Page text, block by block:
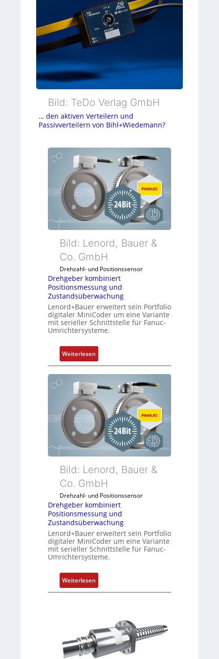
Bild: TeDo Verlag GmbH
… den aktiven Verteilern und
Passivverteilern von Bihl+Wiedemann?
Bild: Lenord, Bauer &
Co. GmbH
Drehzahl- und Positionssensor
Drehgeber kombiniert
Positionsmessung und
Zustandsüberwachung
Lenord+Bauer erweitert sein Portfolio
digitaler MiniCoder um eine Variante
mit serieller Schnittstelle für Fanuc-
Umrichtersysteme.
Weiterlesen
D
r
e
h
g
b
e
r
k
o
b
i
n
i
r
t
P
i
n
s
m
Bild: Lenord, Bauer &
Co. GmbH
Drehzahl- und Positionssensor
Drehgeber kombiniert
Positionsmessung und
Zustandsüberwachung
Lenord+Bauer erweitert sein Portfolio
digitaler MiniCoder um eine Variante
mit serieller Schnittstelle für Fanuc-
Umrichtersysteme.
Weiterlesen
D
g
e
b